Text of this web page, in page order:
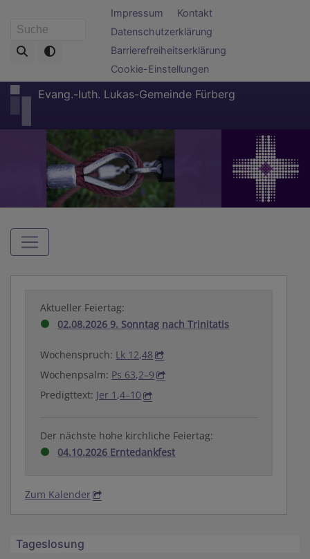
zum
Suche
Fußbereichsmenü
Impressum
Kontakt
Datenschutzerklärung
Barrierefreiheitserklärung
Cookie-Einstellungen
Evang.-luth. Lukas-Gemeinde Fürberg
Hauptnavigation
Aktueller Feiertag:
02.08.2026 9. Sonntag nach Trinitatis
Wochenspruch: Lk 12,48
Wochenpsalm: Ps 63,2–9
Predigttext: Jer 1,4–10
Der nächste hohe kirchliche Feiertag:
04.10.2026 Erntedankfest
Zum Kalender
Tageslosung